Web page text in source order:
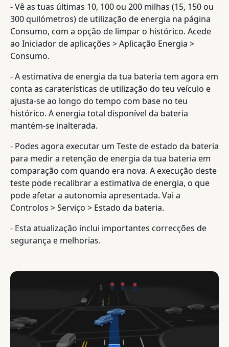
- Vê as tuas últimas 10, 100 ou 200 milhas (15, 150 ou
300 quilómetros) de utilização de energia na página
Consumo, com a opção de limpar o histórico. Acede
ao Iniciador de aplicações > Aplicação Energia >
Consumo.
- A estimativa de energia da tua bateria tem agora em
conta as caraterísticas de utilização do teu veículo e
ajusta-se ao longo do tempo com base no teu
histórico. A energia total disponível da bateria
mantém-se inalterada.
- Podes agora executar um Teste de estado da bateria
para medir a retenção de energia da tua bateria em
comparação com quando era nova. A execução deste
teste pode recalibrar a estimativa de energia, o que
pode afetar a autonomia apresentada. Vai a
Controlos > Serviço > Estado da bateria.
- Esta atualização inclui importantes correcções de
segurança e melhorias.